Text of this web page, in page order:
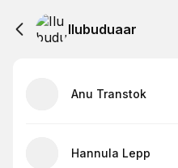
Ilubuduaar
Anu Transtok
Hannula Lepp